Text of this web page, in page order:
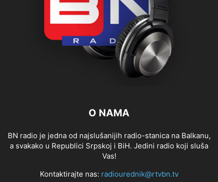
O NAMA
BN radio je jedna od najslušanijih radio-stanica na Balkanu,
a svakako u Republici Srpskoj i BiH. Jedini radio koji sluša
Vas!
Kontaktirajte nas: radiourednik@rtvbn.tv